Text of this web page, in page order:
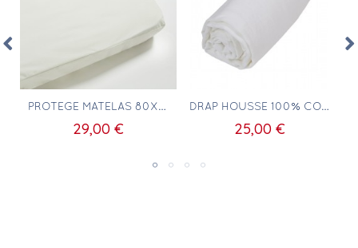
Aperçu rapide PROTÈGE MATELAS 80X140 POUR LIT ENFANT
29,00 €
Aperçu rapide DRAP HOUSSE 100% COTON 80X140
25,00 €